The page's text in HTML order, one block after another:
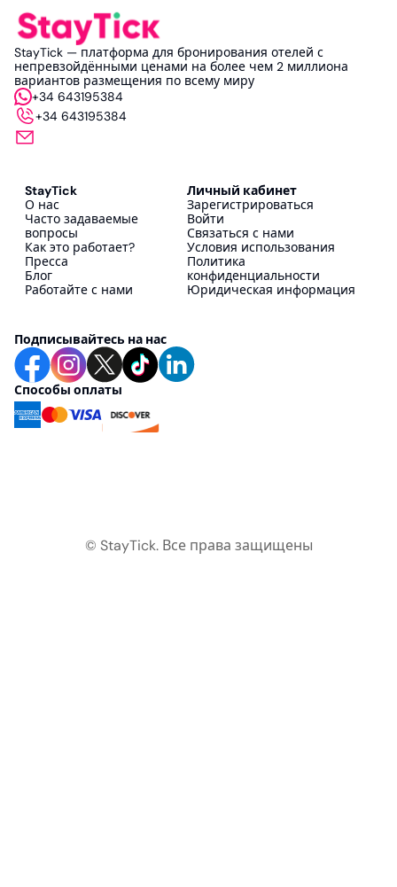
StayTick — платформа для бронирования отелей с
непревзойдёнными ценами на более чем 2 миллиона
вариантов размещения по всему миру
+34 643195384
+34 643195384
StayTick
О нас
Часто задаваемые
вопросы
Как это работает?
Пресса
Блог
Работайте с нами
Личный кабинет
Зарегистрироваться
Войти
Связаться с нами
Условия использования
Политика
конфиденциальности
Юридическая информация
Подписывайтесь на нас
Способы оплаты
© StayTick. Все права защищены